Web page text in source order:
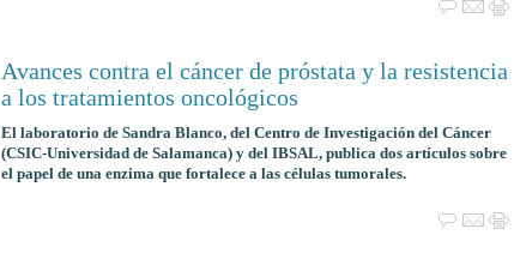
Avances contra el cáncer de próstata y la resistencia
a los tratamientos oncológicos
El laboratorio de Sandra Blanco, del Centro de Investigación del Cáncer
(CSIC-Universidad de Salamanca) y del IBSAL, publica dos artículos sobre
el papel de una enzima que fortalece a las células tumorales.